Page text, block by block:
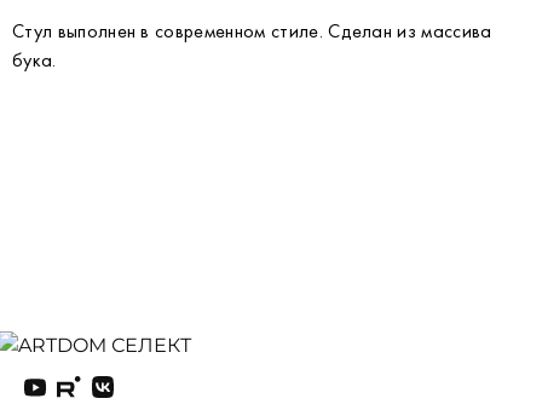
Стул выполнен в современном стиле. Сделан из массива
бука.